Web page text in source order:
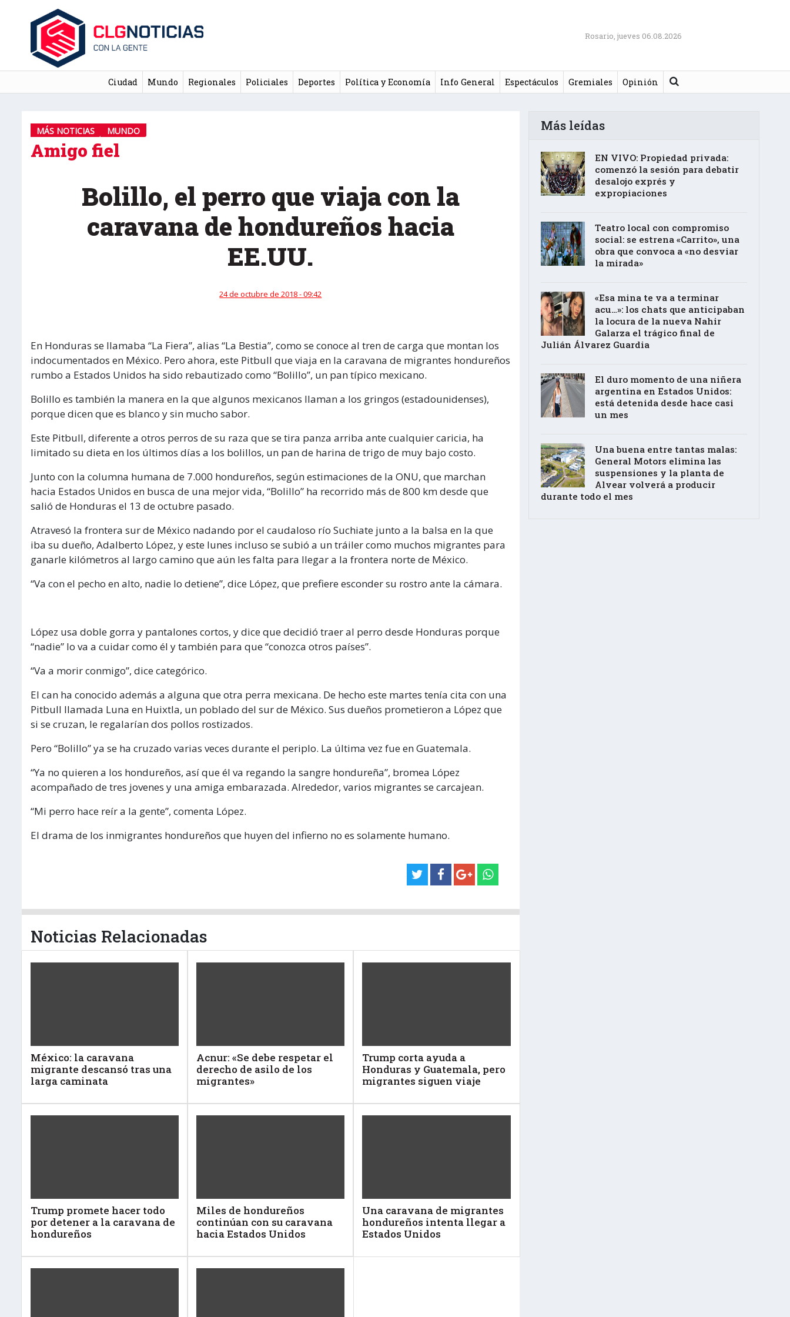
Rosario, jueves 06.08.2026
Ciudad Mundo Regionales Policiales Deportes Política y Economía Info General Espectáculos Gremiales Opinión Buscar
MÁS NOTICIAS MUNDO
Amigo fiel
Bolillo, el perro que viaja con la
caravana de hondureños hacia
EE.UU.
24 de octubre de 2018 - 09:42
En Honduras se llamaba “La Fiera”, alias “La Bestia”, como se conoce al tren de carga que montan los
indocumentados en México. Pero ahora, este Pitbull que viaja en la caravana de migrantes hondureños
rumbo a Estados Unidos ha sido rebautizado como “Bolillo”, un pan típico mexicano.
Bolillo es también la manera en la que algunos mexicanos llaman a los gringos (estadounidenses),
porque dicen que es blanco y sin mucho sabor.
Este Pitbull, diferente a otros perros de su raza que se tira panza arriba ante cualquier caricia, ha
limitado su dieta en los últimos días a los bolillos, un pan de harina de trigo de muy bajo costo.
Junto con la columna humana de 7.000 hondureños, según estimaciones de la ONU, que marchan
hacia Estados Unidos en busca de una mejor vida, “Bolillo” ha recorrido más de 800 km desde que
salió de Honduras el 13 de octubre pasado.
Atravesó la frontera sur de México nadando por el caudaloso río Suchiate junto a la balsa en la que
iba su dueño, Adalberto López, y este lunes incluso se subió a un tráiler como muchos migrantes para
ganarle kilómetros al largo camino que aún les falta para llegar a la frontera norte de México.
“Va con el pecho en alto, nadie lo detiene”, dice López, que prefiere esconder su rostro ante la cámara.
López usa doble gorra y pantalones cortos, y dice que decidió traer al perro desde Honduras porque
“nadie” lo va a cuidar como él y también para que “conozca otros países”.
“Va a morir conmigo”, dice categórico.
El can ha conocido además a alguna que otra perra mexicana. De hecho este martes tenía cita con una
Pitbull llamada Luna en Huixtla, un poblado del sur de México. Sus dueños prometieron a López que
si se cruzan, le regalarían dos pollos rostizados.
Pero “Bolillo” ya se ha cruzado varias veces durante el periplo. La última vez fue en Guatemala.
“Ya no quieren a los hondureños, así que él va regando la sangre hondureña”, bromea López
acompañado de tres jovenes y una amiga embarazada. Alrededor, varios migrantes se carcajean.
“Mi perro hace reír a la gente”, comenta López.
El drama de los inmigrantes hondureños que huyen del infierno no es solamente humano.
Noticias Relacionadas
México: la caravana
migrante descansó tras una
larga caminata
Acnur: «Se debe respetar el
derecho de asilo de los
migrantes»
Trump corta ayuda a
Honduras y Guatemala, pero
migrantes siguen viaje
Trump promete hacer todo
por detener a la caravana de
hondureños
Miles de hondureños
continúan con su caravana
hacia Estados Unidos
Una caravana de migrantes
hondureños intenta llegar a
Estados Unidos
Más leídas
EN VIVO: Propiedad privada:
comenzó la sesión para debatir
desalojo exprés y
expropiaciones
Teatro local con compromiso
social: se estrena «Carrito», una
obra que convoca a «no desviar
la mirada»
«Esa mina te va a terminar
acu…»: los chats que anticipaban
la locura de la nueva Nahir
Galarza el trágico final de
Julián Álvarez Guardia
El duro momento de una niñera
argentina en Estados Unidos:
está detenida desde hace casi
un mes
Una buena entre tantas malas:
General Motors elimina las
suspensiones y la planta de
Alvear volverá a producir
durante todo el mes